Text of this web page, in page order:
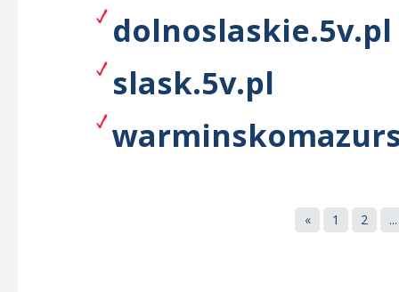
dolnoslaskie.5v.pl
slask.5v.pl
« 1 2 ...